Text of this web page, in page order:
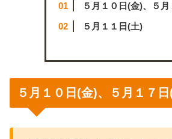
５月１０日(金)、５
５月１１日(土)
５月１０日(金)、５月１７